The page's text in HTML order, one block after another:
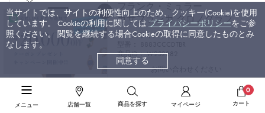
メニュー 店舗一覧 商品を探す マイページ
0
カート
SOLD OUT
フランク・ミュラー
カサブランカ クロノグラフ
ブレスサイズ:19.0cm
商品ID： W232282
お問い合わせください
当サイトでは、サイトの利便性向上のため、クッキー(Cookie)を使用
しています。 Cookieの利用に関しては プライバシーポリシーをご参
照ください。 閲覧を継続する場合Cookieの取得に同意したものとみ
なします。
同意する